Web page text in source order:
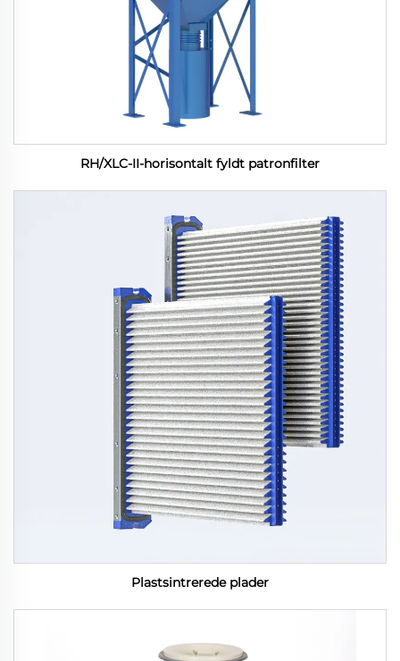
RH/XLC-II-horisontalt fyldt patronfilter
Plastsintrerede plader